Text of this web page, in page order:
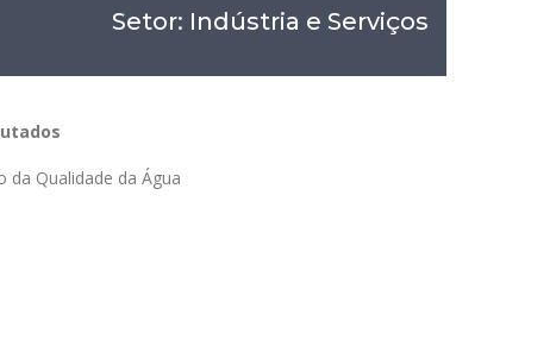
Setor: Indústria e Serviços
da Qualidade da Água